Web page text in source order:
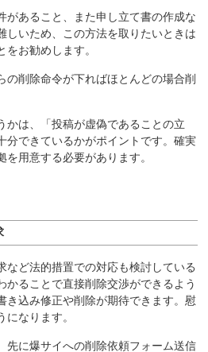
があること、また申し立て書の作成な
しいため、この方法を取りたいときは
お勧めします。
の削除命令が下ればほとんどの場合削
かは、「投稿が虚偽であることの立
分できているかがポイントです。確実
用意する必要があります。
など法的措置での対応も検討している
かることで直接削除交渉ができるよう
き込み修正や削除が期待できます。慰
なります。
先に爆サイへの削除依頼フォーム送信